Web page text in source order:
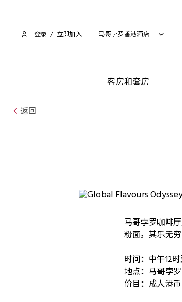
登录 / 立即加入​ 马哥孛罗香港酒店
客房和套房
返回
马哥孛罗咖啡
粉面，其乐无穷
时间：中午12
地点：马哥孛
价目：成人港